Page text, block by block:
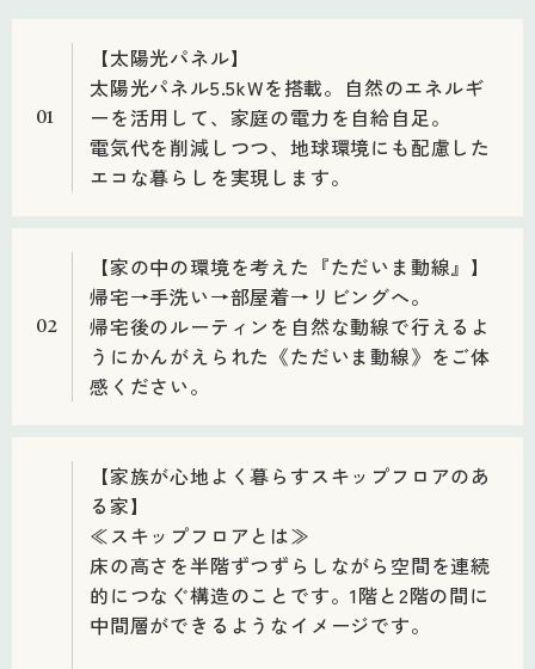
01
【太陽光パネル】
太陽光パネル5.5kWを搭載。自然のエネルギ
ーを活用して、家庭の電力を自給自足。
電気代を削減しつつ、地球環境にも配慮した
エコな暮らしを実現します。
02
【家の中の環境を考えた『ただいま動線』】
帰宅→手洗い→部屋着→リビングへ。
帰宅後のルーティンを自然な動線で行えるよ
うにかんがえられた《ただいま動線》をご体
感ください。
【家族が心地よく暮らすスキップフロアのあ
る家】
≪スキップフロアとは≫
床の高さを半階ずつずらしながら空間を連続
的につなぐ構造のことです。1階と2階の間に
中間層ができるようなイメージです。